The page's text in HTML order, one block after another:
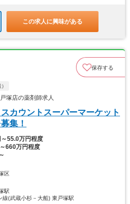
この求人に興味がある
保存する
塚店の薬剤師求人
カウントスーパーマーケット
集！
～55.0万円程度
660万円程度
区
駅
線(武蔵小杉－大船) 東戸塚駅